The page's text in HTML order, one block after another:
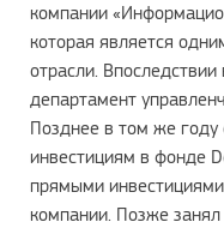
компании
которая является
отрасли.
департамент
Позднее в том же году
инвестициям в фонде
прямыми
компании. Позже